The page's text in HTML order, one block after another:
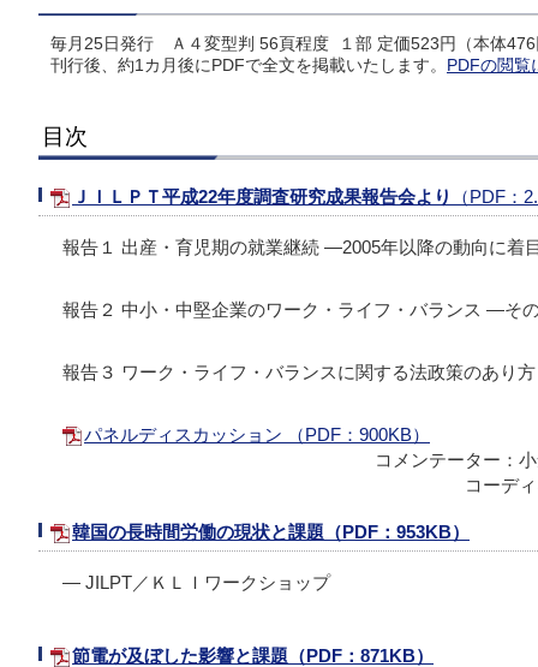
毎月25日発行 Ａ４変型判 56頁程度 １部 定価523円（本体476
刊行後、約1カ月後にPDFで全文を掲載いたします。 PDFの閲覧
目次
ＪＩＬＰＴ平成22年度調査研究成果報告会より （PDF：
報告１ 出産・育児期の就業継続 ―2005年以降の動向に着
報告２ 中小・中堅企業のワーク・ライフ・バランス ―そ
報告３ ワーク・ライフ・バランスに関する法政策のあり
パネルディスカッション （PDF：900KB）
コメンテーター：
コーデ
韓国の長時間労働の現状と課題（PDF：953KB）
― JILPT／ＫＬＩワークショップ
節電が及ぼした影響と課題（PDF：871KB）